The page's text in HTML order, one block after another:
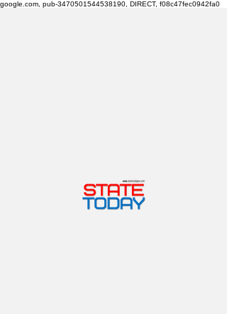
google.com, pub-3470501544538190, DIRECT, f08c47fec0942fa0